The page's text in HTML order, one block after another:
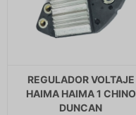
REGULADOR VOLTAJE
HAIMA HAIMA 1 CHINO
DUNCAN